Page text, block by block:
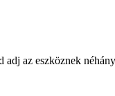
az eszköznek